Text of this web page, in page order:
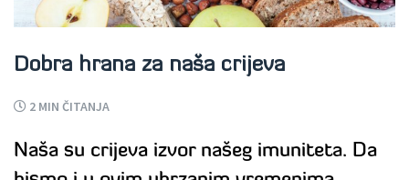
Dobra hrana za naša crijeva
2 MIN ČITANJA
Naša su crijeva izvor našeg imuniteta. Da